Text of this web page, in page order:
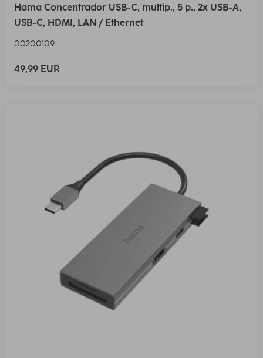
Hama Concentrador USB-C, multip., 5 p., 2x USB-A,
USB-C, HDMI, LAN / Ethernet
00200109
49,99 EUR